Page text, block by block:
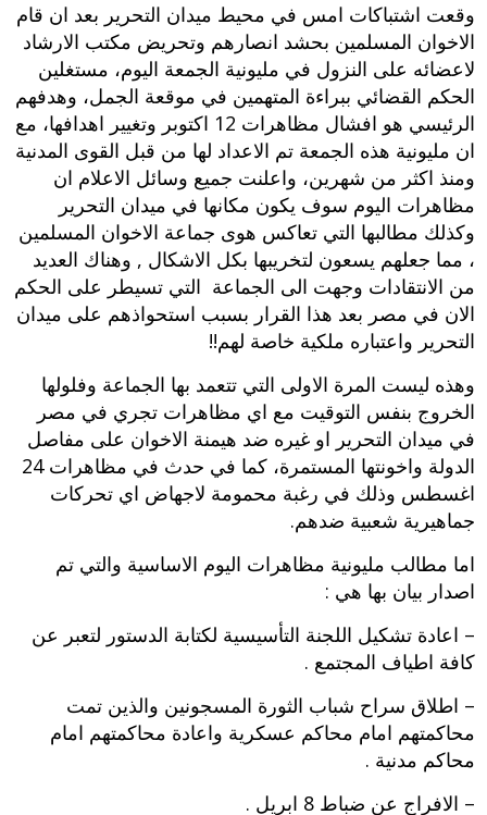
وقعت اشتباكات امس في محيط ميدان التحرير بعد ان قام
الاخوان المسلمين بحشد انصارهم وتحريض مكتب الارشاد
لاعضائه على النزول في مليونية الجمعة اليوم، مستغلين
الحكم القضائي ببراءة المتهمين في موقعة الجمل، وهدفهم
الرئيسي هو افشال مظاهرات 12 اكتوبر وتغيير اهدافها، مع
ان مليونية هذه الجمعة تم الاعداد لها من قبل القوى المدنية
ومنذ اكثر من شهرين، واعلنت جميع وسائل الاعلام ان
مظاهرات اليوم سوف يكون مكانها في ميدان التحرير
وكذلك مطالبها التي تعاكس هوى جماعة الاخوان المسلمين
، مما جعلهم يسعون لتخريبها بكل الاشكال , وهناك العديد
من الانتقادات وجهت الى الجماعة التي تسيطر على الحكم
الان في مصر بعد هذا القرار بسبب استحواذهم على ميدان
التحرير واعتباره ملكية خاصة لهم!!
وهذه ليست المرة الاولى التي تتعمد بها الجماعة وفلولها
الخروج بنفس التوقيت مع اي مظاهرات تجري في مصر
في ميدان التحرير او غيره ضد هيمنة الاخوان على مفاصل
الدولة واخونتها المستمرة، كما في حدث في
مظاهرات 24
اغسطس وذلك في رغبة محمومة لاجهاض اي تحركات
جماهيرية شعبية ضدهم.
اما مطالب مليونية مظاهرات اليوم الاساسية والتي تم
اصدار بيان بها هي :
– اعادة تشكيل اللجنة التأسيسية لكتابة الدستور لتعبر عن
كافة اطياف المجتمع .
– اطلاق سراح شباب الثورة المسجونين والذين تمت
محاكمتهم امام محاكم عسكرية واعادة محاكمتهم امام
محاكم مدنية .
– الافراج عن ضباط 8 ابريل .